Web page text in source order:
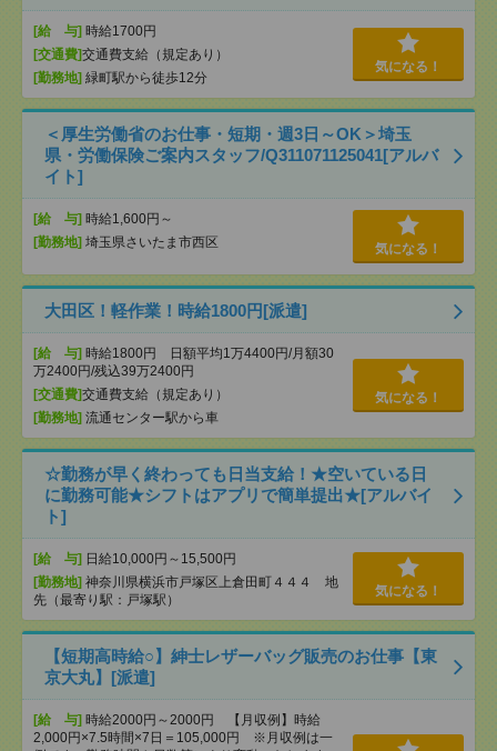
[給 与] 時給1700円
[交通費]交通費支給（規定あり）
[勤務地] 緑町駅から徒歩12分
気になる！
＜厚生労働省のお仕事・短期・週3日～OK＞埼玉
県・労働保険ご案内スタッフ/Q311071125041[アルバ
イト]
[給 与] 時給1,600円～
[勤務地] 埼玉県さいたま市西区 気になる！
大田区！軽作業！時給1800円[派遣]
[給 与] 時給1800円 日額平均1万4400円/月額30
万2400円/残込39万2400円
[交通費]交通費支給（規定あり）
[勤務地] 流通センター駅から車
気になる！
☆勤務が早く終わっても日当支給！★空いている日
に勤務可能★シフトはアプリで簡単提出★[アルバイ
ト]
[給 与] 日給10,000円～15,500円
[勤務地] 神奈川県横浜市戸塚区上倉田町４４４ 地
先（最寄り駅：戸塚駅）
気になる！
【短期高時給○】紳士レザーバッグ販売のお仕事【東
京大丸】[派遣]
[給 与] 時給2000円～2000円 【月収例】時給
2,000円×7.5時間×7日＝105,000円 ※月収例は一